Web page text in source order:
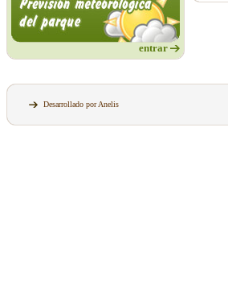
entrar
Desarrollado por Anelis